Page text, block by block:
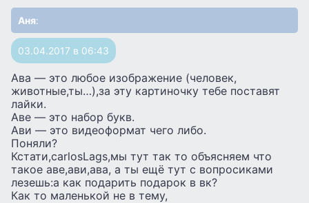
Аня:
03.04.2017 в 06:43
Ава — это любое изображение (человек,
животные,ты…),за эту картиночку тебе поставят
лайки.
Аве — это набор букв.
Ави — это видеоформат чего либо.
Поняли?
Кстати,carlosLags,мы тут так то объясняем что
такое аве,ави,ава, а ты ещё тут с вопросиками
лезешь:а как подарить подарок в вк?
Как то маленькой не в тему,